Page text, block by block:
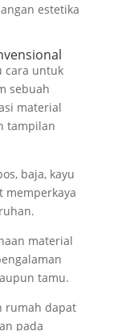
estetika
cara untuk
sebuah
material
tampilan
baja, kayu
memperkaya
material
tamu.
rumah dapat
pada